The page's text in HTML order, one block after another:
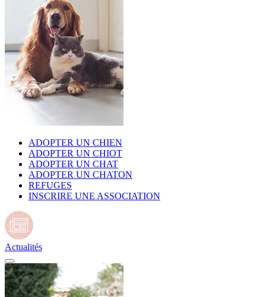
ADOPTER UN CHIEN
ADOPTER UN CHIOT
ADOPTER UN CHAT
ADOPTER UN CHATON
REFUGES
INSCRIRE UNE ASSOCIATION
Actualités